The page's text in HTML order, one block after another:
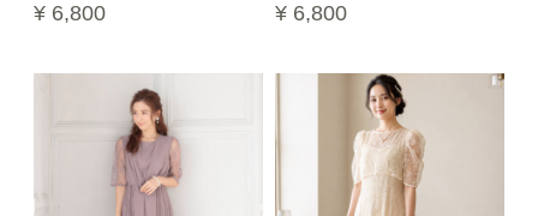
¥ 6,800 ¥ 6,800